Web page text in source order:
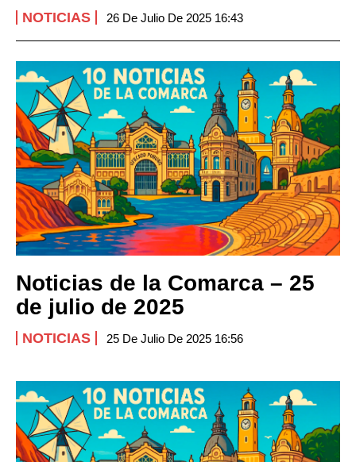
NOTICIAS 26 De Julio De 2025 16:43
Noticias de la Comarca – 25
de julio de 2025
NOTICIAS 25 De Julio De 2025 16:56